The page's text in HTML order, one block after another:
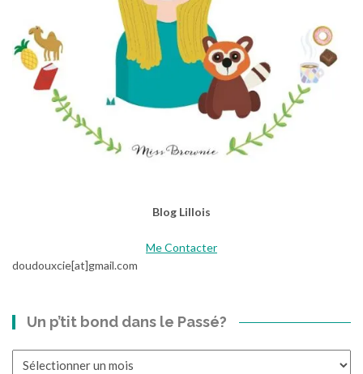
Blog Lillois
Me Contacter
doudouxcie[at]gmail.com
Un p’tit bond dans le Passé?